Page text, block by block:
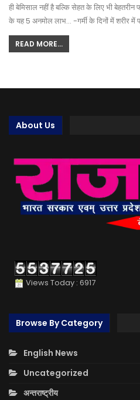
ही बेमिसाल नहीं है बल्कि सेहत के लिए भी
के यह 5 अनमोल लाभ... -गर्मी के दिनों में शरीर में
READ MORE...
About Us
Views Today : 6917
Browse By Category
English News
Uncategorized
अन्तराष्ट्रीय